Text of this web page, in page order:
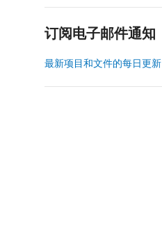
订阅电子邮件通知
最新项目和文件的每日更新